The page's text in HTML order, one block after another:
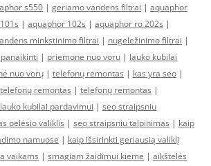
s550 | geriamo vandens filtrai | aquaphor
| aquaphor 102s | aquaphor ro 202s |
minkstinimo filtrai | nugeležinimo filtrai |
| priemone nuo voru | lauko kubilai
nuo vorų | telefonų remontas | kas yra seo |
telefonų remontas | telefonų remontas |
lauko kubilai pardavimui | seo straipsniu
pelėsio valiklis | seo straipsniu talpinimas | kaip
namuose | kaip išsirinkti geriausią valiklį
vaikams | smagiam žaidimui kieme | aikštelės